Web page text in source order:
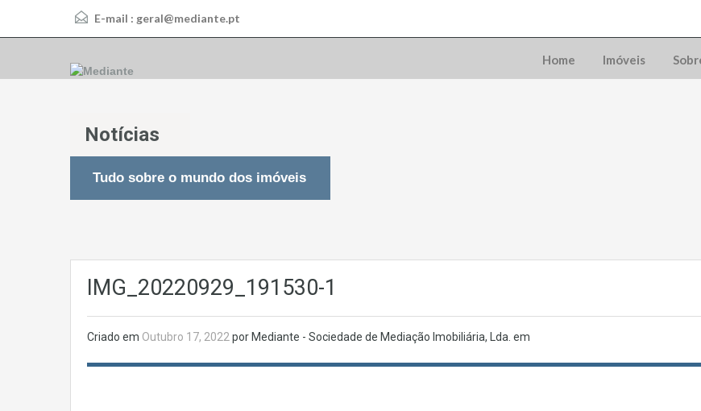
E-mail : geral@mediante.pt
Home Imóveis
Notícias
Tudo sobre o mundo dos imóveis
IMG_20220929_191530-1
Criado em Outubro 17, 2022por Mediante - Sociedade de Mediação Imobiliária, Lda. em